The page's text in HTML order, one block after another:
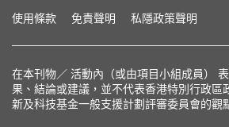
使用條款
免責聲明 私隱政策聲明
在本刊物／ 活動內（或由項目小組成員）
果、結論或建議，並不代表香港特別行政區
新及科技基金一般支援計劃評審委員會的觀